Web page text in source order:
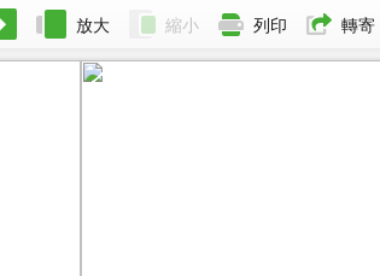
放大 縮小 列印 轉寄